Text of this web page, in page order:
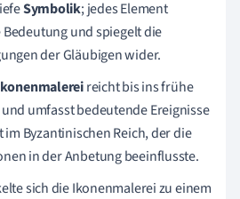
Symbolik; jedes Element
und spiegelt die
der Gläubigen wider.
reicht bis ins frühe
umfasst bedeutende Ereignisse
Byzantinischen Reich, der die
in der Anbetung beeinflusste.
sich die Ikonenmalerei zu einem